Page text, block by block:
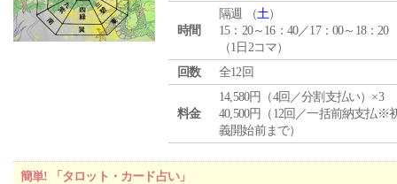
時間
隔週 （土）
15：20～16：40／17：00～18：20
（1日2コマ）
回数
全12回
料金
14,580円（4回／分割支払い）×3
40,500円（12回／一括前納支払※
義開始前まで）
簡単! 「タロット・カード占い」